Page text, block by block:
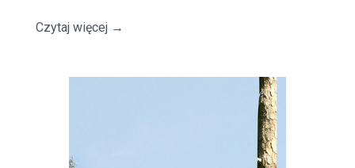
Czytaj więcej →